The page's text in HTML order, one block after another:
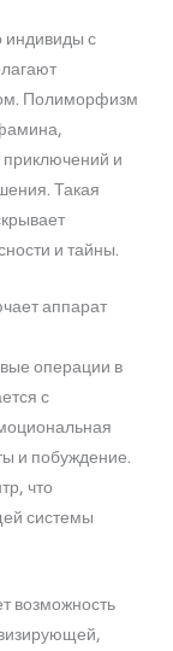
индивиды с
Полиморфизм
приключений и
Такая
и тайны.
аппарат
операции в
с
и побуждение.
что
системы
возможность